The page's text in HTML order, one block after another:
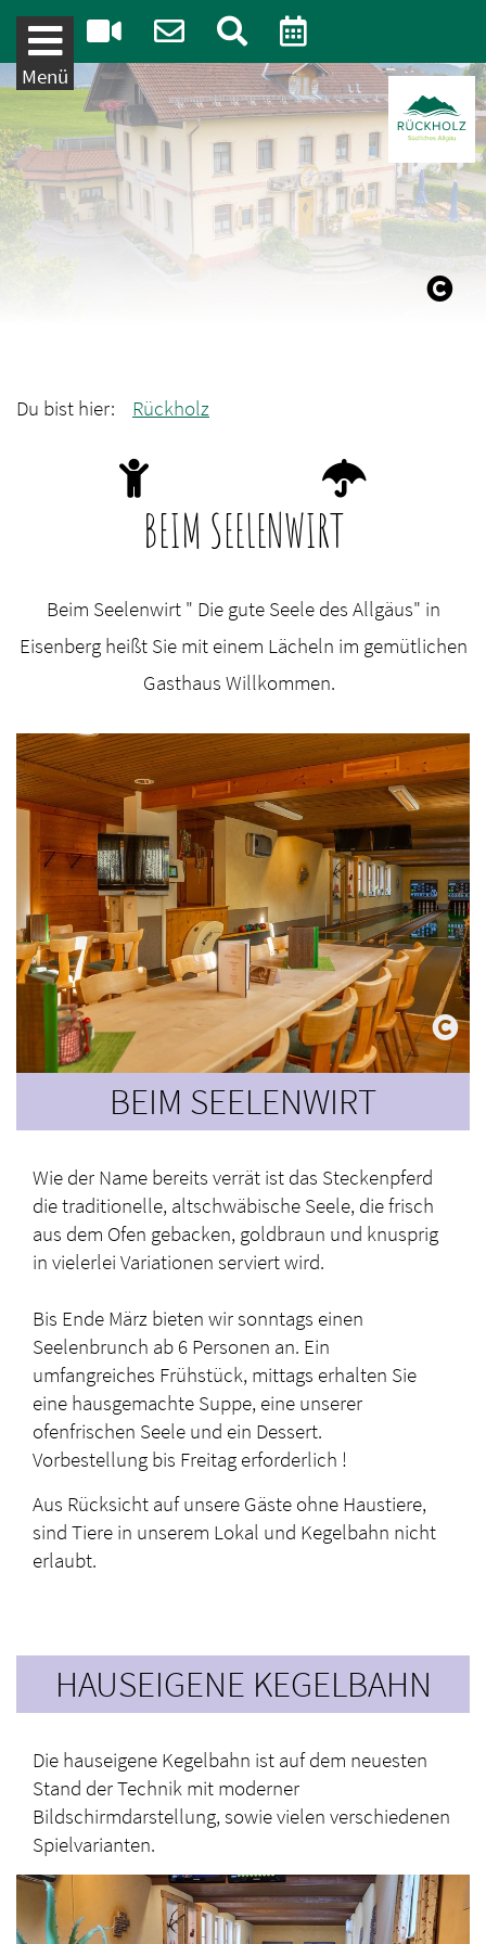
Weiter zum Inhalt
Menü
Du bist hier: Rückholz
BEIM SEELENWIRT
Beim Seelenwirt " Die gute Seele des Allgäus" in
Eisenberg heißt Sie mit einem Lächeln im gemütlichen
Gasthaus Willkommen.
BEIM SEELENWIRT
Wie der Name bereits verrät ist das Steckenpferd
die traditionelle, altschwäbische Seele, die frisch
aus dem Ofen gebacken, goldbraun und knusprig
in vielerlei Variationen serviert wird.
Bis Ende März bieten wir sonntags einen
Seelenbrunch ab 6 Personen an. Ein
umfangreiches Frühstück, mittags erhalten Sie
eine hausgemachte Suppe, eine unserer
ofenfrischen Seele und ein Dessert.
Vorbestellung bis Freitag erforderlich !
Aus Rücksicht auf unsere Gäste ohne Haustiere,
sind Tiere in unserem Lokal und Kegelbahn nicht
erlaubt.
HAUSEIGENE KEGELBAHN
Die hauseigene Kegelbahn ist auf dem neuesten
Stand der Technik mit moderner
Bildschirmdarstellung, sowie vielen verschiedenen
Spielvarianten.